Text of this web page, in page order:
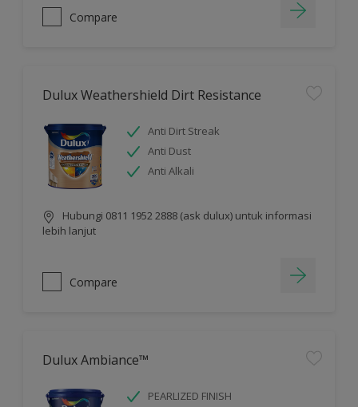
Compare
Dulux Weathershield Dirt Resistance
Anti Dirt Streak
Anti Dust
Anti Alkali
Hubungi 0811 1952 2888 (ask dulux) untuk informasi
lebih lanjut
Compare
Dulux Ambiance™
PEARLIZED FINISH